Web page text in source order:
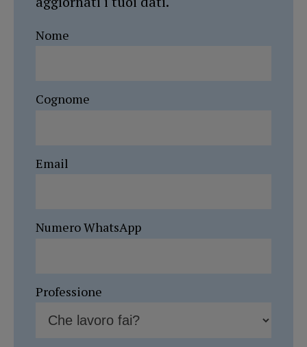
Nome
Cognome
Email
Numero WhatsApp
Professione